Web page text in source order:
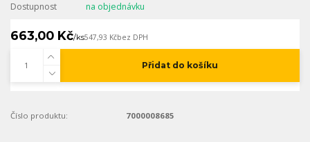
Dostupnost na objednávku
663,00 Kč/ks547,93 Kčbez DPH
Přidat do košíku
Číslo produktu: 7000008685